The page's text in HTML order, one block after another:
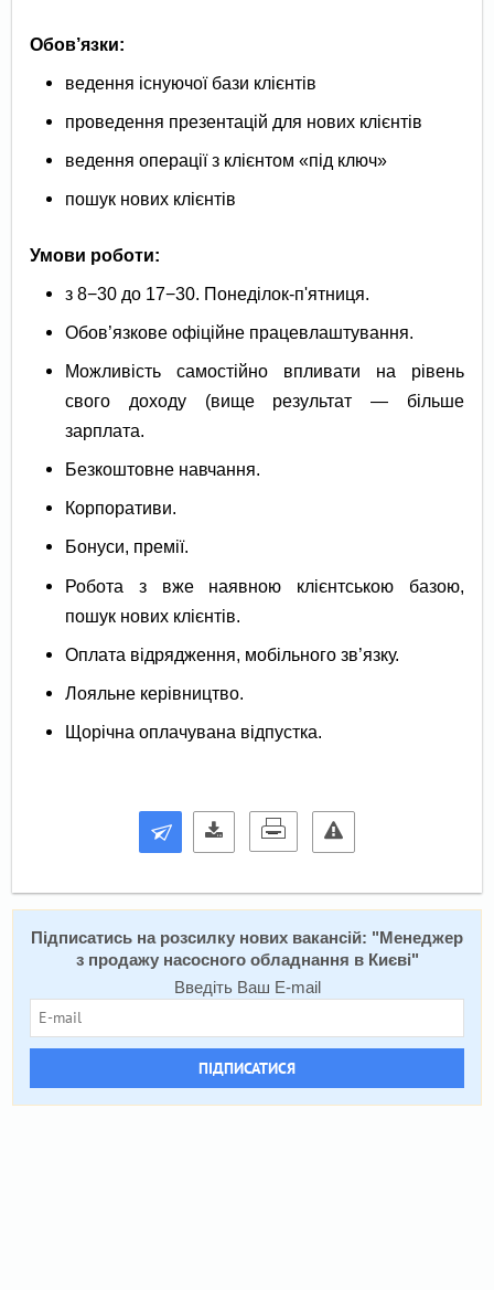
Обов’язки:
ведення існуючої бази клієнтів
проведення презентацій для нових клієнтів
ведення операції з клієнтом «під ключ»
пошук нових клієнтів
Умови роботи:
з 8−30 до 17−30. Понеділок-п'ятниця.
Обов’язкове офіційне працевлаштування.
Можливість самостійно впливати на рівень
свого доходу (вище результат — більше
зарплата.
Безкоштовне навчання.
Корпоративи.
Бонуси, премії.
Робота з вже наявною клієнтською базою,
пошук нових клієнтів.
Оплата відрядження, мобільного зв’язку.
Лояльне керівництво.
Щорічна оплачувана відпустка.
Підписатись на розсилку нових вакансій: " Менеджер
з продажу насосного обладнання в Києві"
Введіть Ваш E-mail
ПІДПИСАТИСЯ